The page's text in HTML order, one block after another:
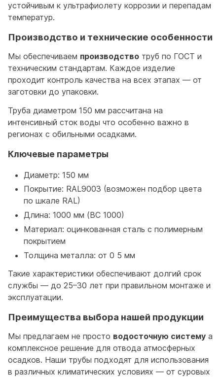
устойчивым к ультрафиолету коррозии и перепадам
температур.
Производство и технические особенности
Мы обеспечиваем производство труб по ГОСТ и
техническим стандартам. Каждое изделие
проходит контроль качества на всех этапах — от
заготовки до упаковки.
Труба диаметром 150 мм рассчитана на
интенсивный сток воды что особенно важно в
регионах с обильными осадками.
Ключевые параметры
Диаметр: 150 мм
Покрытие: RAL9003 (возможен подбор цвета
по шкале RAL)
Длина: 1000 мм (ВС 1000)
Материал: оцинкованная сталь с полимерным
покрытием
Толщина металла: от 0 5 мм
Такие характеристики обеспечивают долгий срок
службы — до 25–30 лет при правильном монтаже и
эксплуатации.
Преимущества выбора нашей продукции
Мы предлагаем не просто водосточную систему а
комплексное решение для отвода атмосферных
осадков. Наши трубы подходят для использования
в различных климатических условиях — от суровых